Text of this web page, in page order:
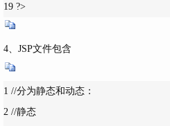
19 ?>
4、JSP文件包含
1 //分为静态和动态：
2 //静态